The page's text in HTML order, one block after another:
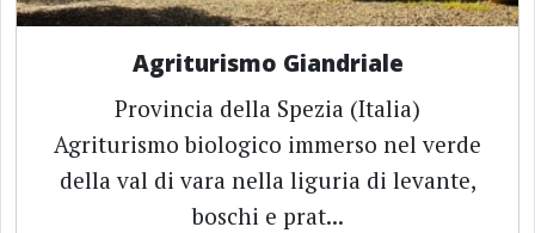
Agriturismo Giandriale
Provincia della Spezia (Italia)
Agriturismo biologico immerso nel verde
della val di vara nella liguria di levante,
boschi e prat...